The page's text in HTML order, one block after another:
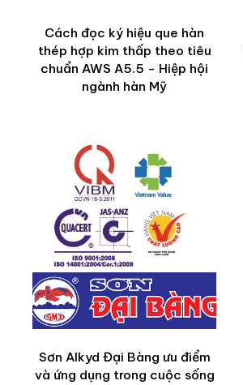
Cách đọc ký hiệu que hàn
thép hợp kim thấp theo tiêu
chuẩn AWS A5.5 - Hiệp hội
ngành hàn Mỹ
Sơn Alkyd Đại Bàng ưu điểm
và ứng dụng trong cuộc sống